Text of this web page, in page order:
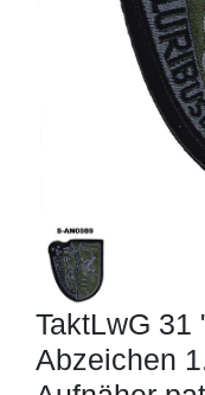
TaktLwG 31
Abzeichen